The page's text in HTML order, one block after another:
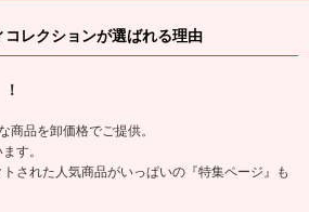
コレクションが選ばれる理由
商品を卸価格でご提供。
す。
された人気商品がいっぱいの『特集ページ』も